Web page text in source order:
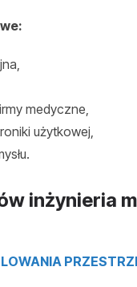
medyczne,
użytkowej,
inżynieria